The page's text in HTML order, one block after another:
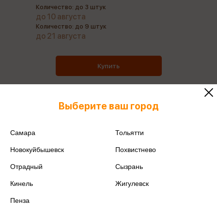
Количество: до 3 штук
до 10 августа
Количество: до 9 штук
до 21 августа
Купить
Выберите ваш город
Самара Тольятти
Новокуйбышевск Похвистнево
Отрадный Сызрань
Кинель Жигулевск
Пенза